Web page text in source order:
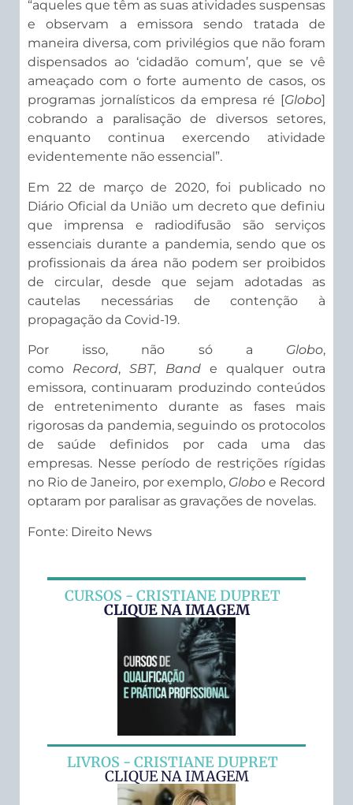
“aqueles que têm as suas atividades suspensas
e observam a emissora sendo tratada de
maneira diversa, com privilégios que não foram
dispensados ao ‘cidadão comum’, que se vê
ameaçado com o forte aumento de casos, os
programas jornalísticos da empresa ré [Globo]
cobrando a paralisação de diversos setores,
enquanto continua exercendo atividade
evidentemente não essencial”.
Em 22 de março de 2020, foi publicado no
Diário Oficial da União um decreto que definiu
que imprensa e radiodifusão são serviços
essenciais durante a pandemia, sendo que os
profissionais da área não podem ser proibidos
de circular, desde que sejam adotadas as
cautelas necessárias de contenção à
propagação da Covid-19.
Por isso, não só a Globo,
como Record,SBT, Bande qualquer outra
emissora, continuaram produzindo conteúdos
de entretenimento durante as fases mais
rigorosas da pandemia, seguindo os protocolos
de saúde definidos por cada uma das
empresas. Nesse período de restrições rígidas
no Rio de Janeiro, por exemplo, Globoe Record
optaram por paralisar as gravações de novelas.
Fonte: Direito News
CURSOS - CRISTIANE DUPRET
CLIQUE NA IMAGEM
LIVROS - CRISTIANE DUPRET
CLIQUE NA IMAGEM